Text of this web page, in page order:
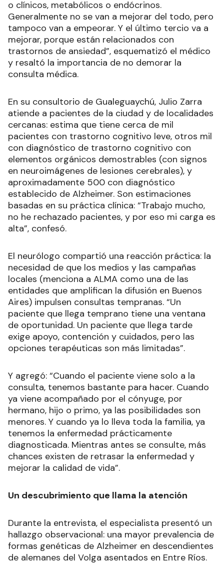
o clínicos, metabólicos o endócrinos.
Generalmente no se van a mejorar del todo, pero
tampoco van a empeorar. Y el último tercio va a
mejorar, porque están relacionados con
trastornos de ansiedad”, esquematizó el médico
y resaltó la importancia de no demorar la
consulta médica.
En su consultorio de Gualeguaychú, Julio Zarra
atiende a pacientes de la ciudad y de localidades
cercanas: estima que tiene cerca de mil
pacientes con trastorno cognitivo leve, otros mil
con diagnóstico de trastorno cognitivo con
elementos orgánicos demostrables (con signos
en neuroimágenes de lesiones cerebrales), y
aproximadamente 500 con diagnóstico
establecido de Alzheimer. Son estimaciones
basadas en su práctica clínica: “Trabajo mucho,
no he rechazado pacientes, y por eso mi carga es
alta”, confesó.
El neurólogo compartió una reacción práctica: la
necesidad de que los medios y las campañas
locales (menciona a ALMA como una de las
entidades que amplifican la difusión en Buenos
Aires) impulsen consultas tempranas. “Un
paciente que llega temprano tiene una ventana
de oportunidad. Un paciente que llega tarde
exige apoyo, contención y cuidados, pero las
opciones terapéuticas son más limitadas”.
Y agregó: “Cuando el paciente viene solo a la
consulta, tenemos bastante para hacer. Cuando
ya viene acompañado por el cónyuge, por
hermano, hijo o primo, ya las posibilidades son
menores. Y cuando ya lo lleva toda la familia, ya
tenemos la enfermedad prácticamente
diagnosticada. Mientras antes se consulte, más
chances existen de retrasar la enfermedad y
mejorar la calidad de vida”.
Un descubrimiento que llama la atención
Durante la entrevista, el especialista presentó un
hallazgo observacional: una mayor prevalencia de
formas genéticas de Alzheimer en descendientes
de alemanes del Volga asentados en Entre Ríos.